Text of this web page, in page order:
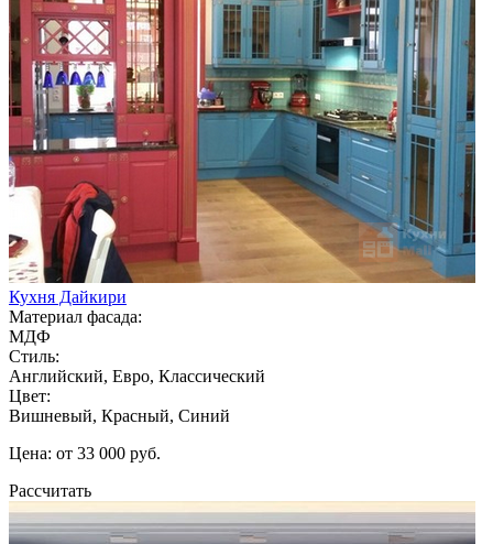
Кухня Дайкири
Материал фасада:
МДФ
Стиль:
Английский, Евро, Классический
Цвет:
Вишневый, Красный, Синий
Цена: от 33 000 руб.
Рассчитать